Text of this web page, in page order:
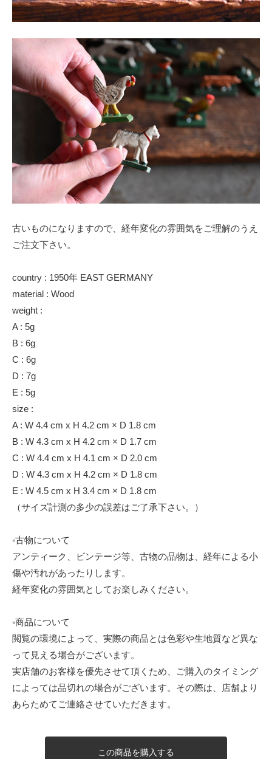
古いものになりますので、経年変化の雰囲気をご理解のうえ
ご注文下さい。
country : 1950年 EAST GERMANY
material : Wood
weight :
A : 5g
B : 6g
C : 6g
D : 7g
E : 5g
size :
A : W 4.4 cm x H 4.2 cm × D 1.8 cm
B : W 4.3 cm x H 4.2 cm × D 1.7 cm
C : W 4.4 cm x H 4.1 cm × D 2.0 cm
D : W 4.3 cm x H 4.2 cm × D 1.8 cm
E : W 4.5 cm x H 3.4 cm × D 1.8 cm
（サイズ計測の多少の誤差はご了承下さい。）
◦古物について
アンティーク、ビンテージ等、古物の品物は、経年による小
傷や汚れがあったりします。
経年変化の雰囲気としてお楽しみください。
◦商品について
閲覧の環境によって、実際の商品とは色彩や生地質など異な
って見える場合がございます。
実店舗のお客様を優先させて頂くため、ご購入のタイミング
によっては品切れの場合がございます。その際は、店舗より
あらためてご連絡させていただきます。
この商品を購入する